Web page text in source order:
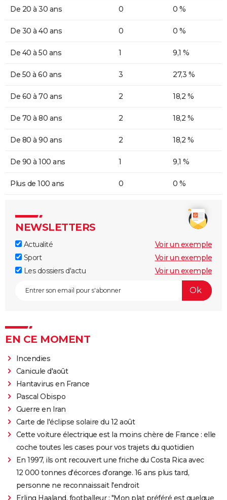
De 20 à 30 ans 0 0 %
De 30 à 40 ans 0 0 %
De 40 à 50 ans 1 9,1 %
De 50 à 60 ans 3 27,3 %
De 60 à 70 ans 2 18,2 %
De 70 à 80 ans 2 18,2 %
De 80 à 90 ans 2 18,2 %
De 90 à 100 ans 1 9,1 %
Plus de 100 ans 0 0 %
NEWSLETTERS
Actualité
Voir un exemple
Sport
Voir un exemple
Les dossiers d'actu
Voir un exemple
EN CE MOMENT
Incendies
Canicule d'août
Hantavirus en France
Pascal Obispo
Guerre en Iran
Carte de l'éclipse solaire du 12 août
Cette voiture électrique est la moins chère de France : elle
coche toutes les cases pour vos trajets du quotidien
En 1997, ils ont recouvert une friche du Costa Rica avec
12 000 tonnes d'écorces d'orange. 16 ans plus tard,
personne ne reconnaissait l'endroit
Erling Haaland, footballeur : "Mon plat préféré est quelque